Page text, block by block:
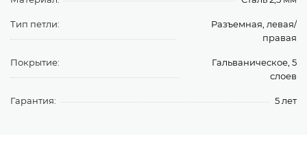
Тип петли:
Разъемная, левая/
правая
Покрытие:
Гальваническое, 5
слоев
Гарантия: 5 лет